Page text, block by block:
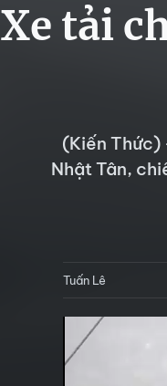
Xe tải
(Kiến Thức)
Nhật Tân,
Tuấn Lê